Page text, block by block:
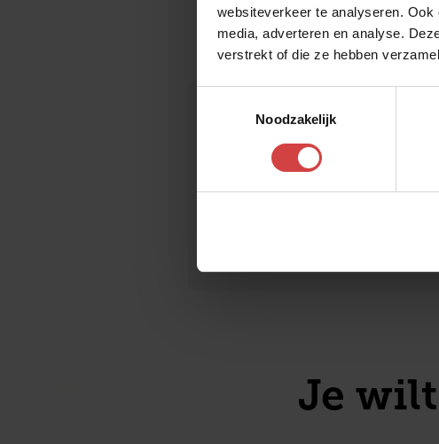
websiteverkeer te analyseren.
media, adverteren en analyse.
verstrekt of die ze hebben
Noodzakelijk
Bekijk ook
Je wilt